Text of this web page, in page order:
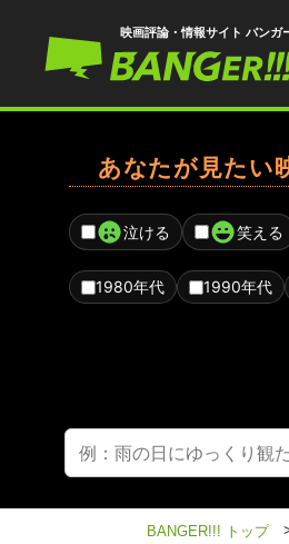
映画評論・情報サイト バンガ
あなたが見たい
泣ける 笑える
1980年代 1990年代
BANGER!!! トップ